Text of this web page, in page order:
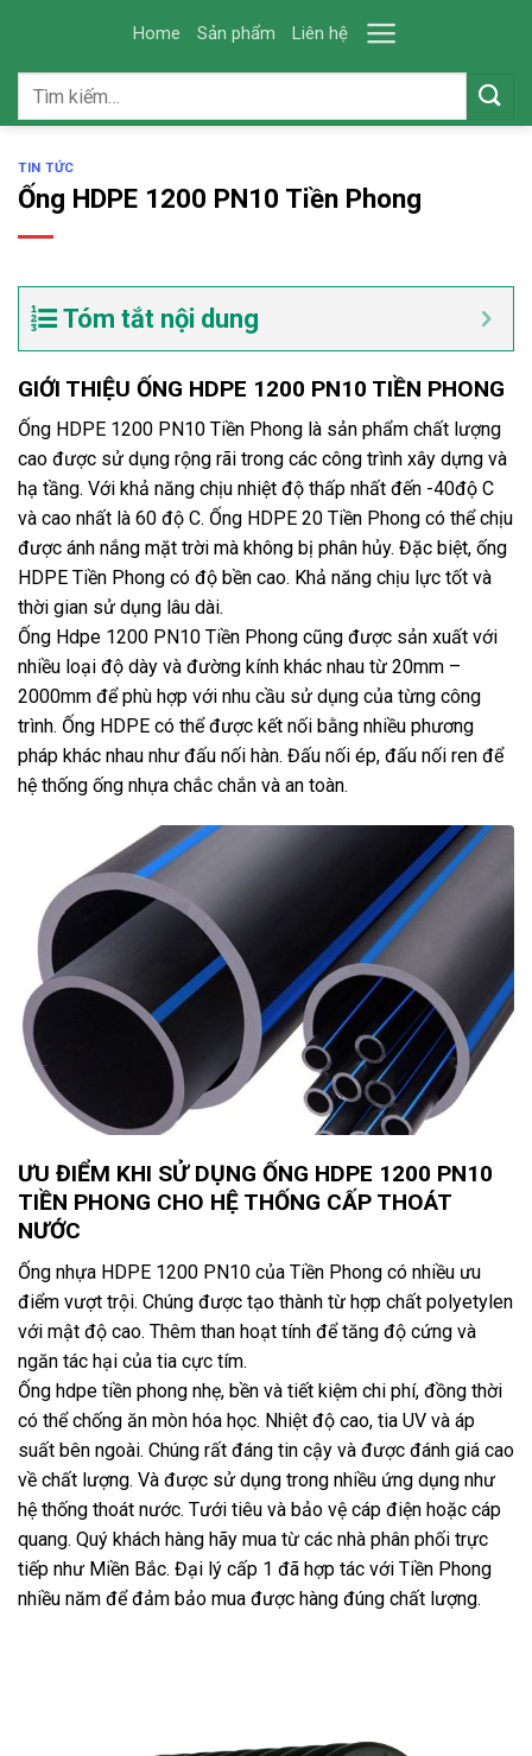
content
Home Sản phẩm Liên hệ
Tìm
TIN TỨC
Ống HDPE 1200 PN10 Tiền Phong
Tóm tắt nội dung
GIỚI THIỆU ỐNG HDPE 1200 PN10 TIỀN PHONG
Ống HDPE 1200 PN10 Tiền Phong là sản phẩm chất lượng
cao được sử dụng rộng rãi trong các công trình xây dựng và
hạ tầng. Với khả năng chịu nhiệt độ thấp nhất đến -40độ C
và cao nhất là 60 độ C. Ống HDPE 20 Tiền Phong có thể chịu
được ánh nắng mặt trời mà không bị phân hủy. Đặc biệt, ống
HDPE Tiền Phong có độ bền cao. Khả năng chịu lực tốt và
thời gian sử dụng lâu dài.
Ống Hdpe 1200 PN10 Tiền Phong cũng được sản xuất với
nhiều loại độ dày và đường kính khác nhau từ 20mm –
2000mm để phù hợp với nhu cầu sử dụng của từng công
trình. Ống HDPE có thể được kết nối bằng nhiều phương
pháp khác nhau như đấu nối hàn. Đấu nối ép, đấu nối ren để
hệ thống ống nhựa chắc chắn và an toàn.
ƯU ĐIỂM KHI SỬ DỤNG ỐNG HDPE 1200 PN10
TIỀN PHONG CHO HỆ THỐNG CẤP THOÁT
NƯỚC
Ống nhựa HDPE 1200 PN10 của Tiền Phong có nhiều ưu
điểm vượt trội. Chúng được tạo thành từ hợp chất polyetylen
với mật độ cao. Thêm than hoạt tính để tăng độ cứng và
ngăn tác hại của tia cực tím.
Ống hdpe tiền phong nhẹ, bền và tiết kiệm chi phí, đồng thời
có thể chống ăn mòn hóa học. Nhiệt độ cao, tia UV và áp
suất bên ngoài. Chúng rất đáng tin cậy và được đánh giá cao
về chất lượng. Và được sử dụng trong nhiều ứng dụng như
hệ thống thoát nước. Tưới tiêu và bảo vệ cáp điện hoặc cáp
quang. Quý khách hàng hãy mua từ các nhà phân phối trực
tiếp như Miền Bắc. Đại lý cấp 1 đã hợp tác với Tiền Phong
nhiều năm để đảm bảo mua được hàng đúng chất lượng.